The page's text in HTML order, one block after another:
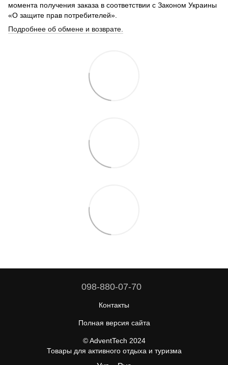
момента получения заказа в соответствии с Законом Украины
«О защите прав потребителей».
Подробнее об обмене и возврате.
098-880-07-70
Контакты
Полная версия сайта
© AdventTech 2024
Товары для активного отдыха и туризма